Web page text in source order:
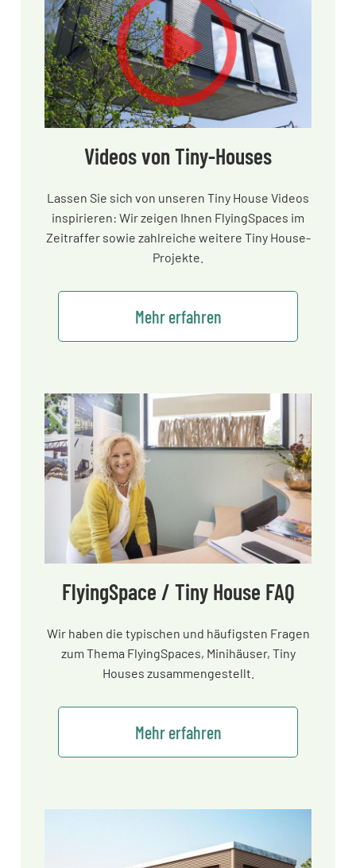
Videos von Tiny-Houses
Lassen Sie sich von unseren Tiny House Videos
inspirieren: Wir zeigen Ihnen FlyingSpaces im
Zeitraffer sowie zahlreiche weitere Tiny House-
Projekte.
Mehr erfahren
FlyingSpace / Tiny House FAQ
Wir haben die typischen und häufigsten Fragen
zum Thema FlyingSpaces, Minihäuser, Tiny
Houses zusammengestellt.
Mehr erfahren